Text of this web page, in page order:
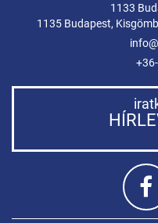
1133
1135 Budapest,